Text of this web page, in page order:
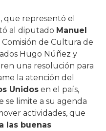
, que representó el
al diputado Manuel
de Cultura de
Hugo Núñez y
una resolución para
la atención del
Unidos en el país,
se limite a su agenda
actividades, que
las buenas